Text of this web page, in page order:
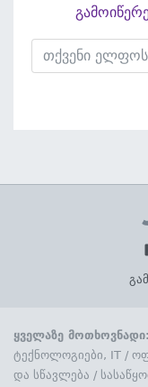
ყველაზე მოთხოვნადი:
ტექნოლოგიები, IT /
და სწავლება /